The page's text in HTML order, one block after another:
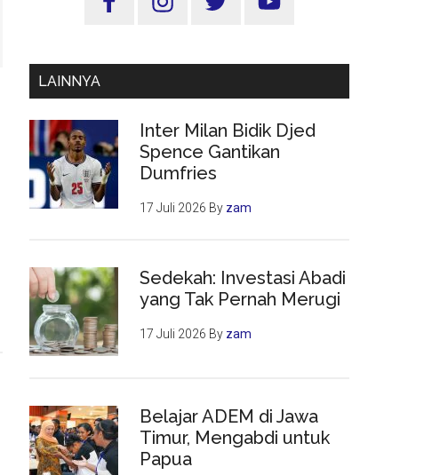
Utama
LAINNYA
Inter Milan Bidik Djed
Spence Gantikan
Dumfries
17 Juli 2026 By zam
Sedekah: Investasi Abadi
yang Tak Pernah Merugi
17 Juli 2026 By zam
Belajar ADEM di Jawa
Timur, Mengabdi untuk
Papua